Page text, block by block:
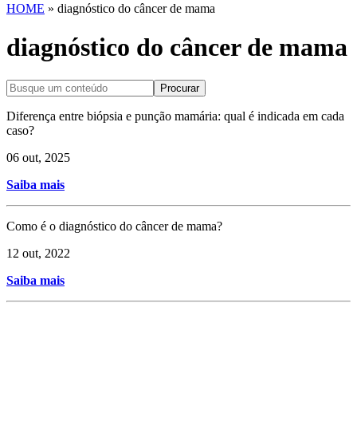
HOME » diagnóstico do câncer de mama
diagnóstico do câncer de mama
Procurar
Diferença entre biópsia e punção mamária: qual é indicada em cada
caso?
06 out, 2025
Saiba mais
Como é o diagnóstico do câncer de mama?
12 out, 2022
Saiba mais